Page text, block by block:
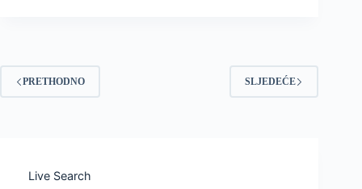
PRETHODNO SLJEDEĆE
Live Search